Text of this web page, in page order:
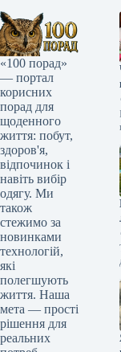
«100 порад»
— портал
корисних
порад для
щоденного
життя: побут,
здоров'я,
відпочинок і
навіть вибір
одягу. Ми
також
стежимо за
новинками
технологій,
які
полегшують
життя. Наша
мета — прості
рішення для
реальних